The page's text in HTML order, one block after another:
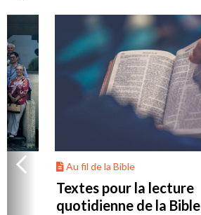
Au fil de la Bible
Textes pour la lecture
quotidienne de la Bible